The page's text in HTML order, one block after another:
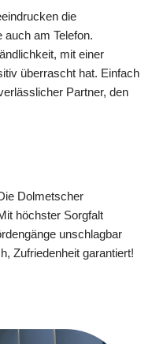
die
am Telefon.
mit einer
überrascht hat. Einfach
Partner, den
Dolmetscher
höchster Sorgfalt
unschlagbar
Zufriedenheit garantiert!